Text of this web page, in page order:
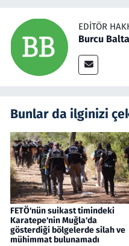
EDITÖR
Burcu Balta
Bunlar da ilginizi
FETÖ'nün suikast timindeki
Karatepe'nin Muğla'da
gösterdiği bölgelerde silah ve
mühimmat bulunamadı